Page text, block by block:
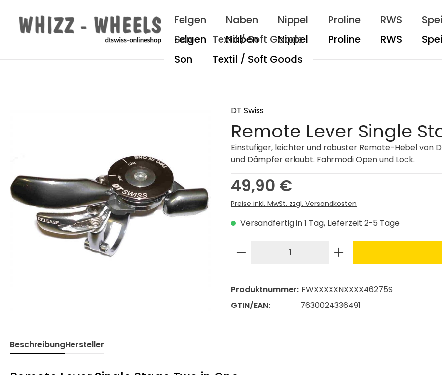
Felgen Naben Nippel Proline RWS
Son
Textil / Soft Goods
DT Swiss
Remote Lever Single
Einstufiger, leichter und robuster Remote-Hebel von
und Dämpfer erlaubt. Fahrmodi Open und Lock.
Regulärer Preis:
49,90 €
Preise inkl. MwSt. zzgl. Versandkosten
Versandfertig in 1 Tag, Lieferzeit 2-5 Tage
Produkt Anzahl: Gib den
Produktnummer: FWXXXXXNXXXX46275S
GTIN/EAN:
7630024336491
BeschreibungHersteller